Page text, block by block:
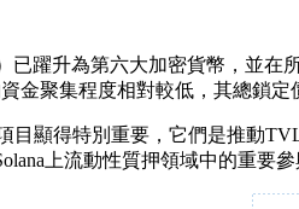
已躍升為第六大加密貨幣，並
金聚集程度相對較低，其總鎖定
目顯得特別重要，它們是推動
上流動性質押領域中的重要